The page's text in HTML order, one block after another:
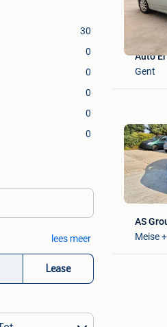
30
0
0
0
0
0
lees meer
Lease
Auto Er
Gent
AS
Meise